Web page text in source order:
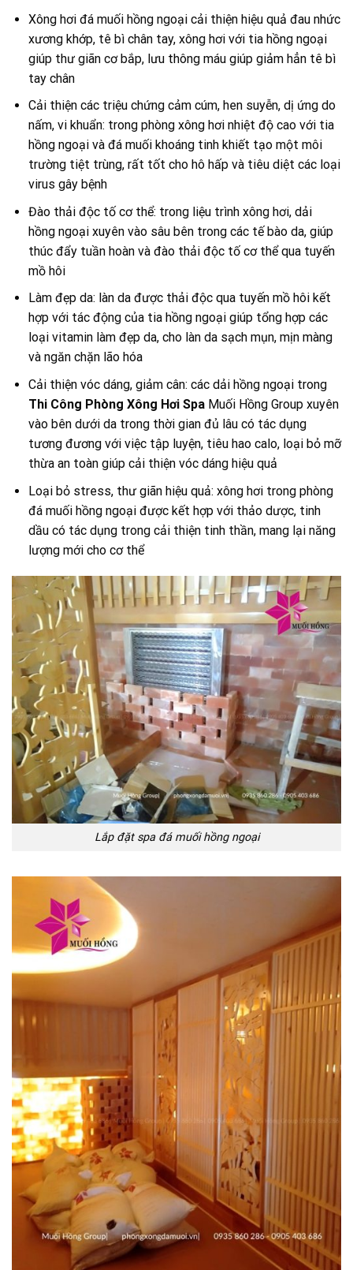
Xông hơi đá muối hồng ngoại cải thiện hiệu quả đau nhức
xương khớp, tê bì chân tay, xông hơi với tia hồng ngoại
giúp thư giãn cơ bắp, lưu thông máu giúp giảm hẳn tê bì
tay chân
Cải thiện các triệu chứng cảm cúm, hen suyễn, dị ứng do
nấm, vi khuẩn: trong phòng xông hơi nhiệt độ cao với tia
hồng ngoại và đá muối khoáng tinh khiết tạo một môi
trường tiệt trùng, rất tốt cho hô hấp và tiêu diệt các loại
virus gây bệnh
Đào thải độc tố cơ thể: trong liệu trình xông hơi, dải
hồng ngoại xuyên vào sâu bên trong các tế bào da, giúp
thúc đẩy tuần hoàn và đào thải độc tố cơ thể qua tuyến
mồ hôi
Làm đẹp da: làn da được thải độc qua tuyến mồ hôi kết
hợp với tác động của tia hồng ngoại giúp tổng hợp các
loại vitamin làm đẹp da, cho làn da sạch mụn, mịn màng
và ngăn chặn lão hóa
Cải thiện vóc dáng, giảm cân: các dải hồng ngoại trong
Thi Công Phòng Xông Hơi Spa Muối Hồng Group xuyên
vào bên dưới da trong thời gian đủ lâu có tác dụng
tương đương với việc tập luyện, tiêu hao calo, loại bỏ mỡ
thừa an toàn giúp cải thiện vóc dáng hiệu quả
Loại bỏ stress, thư giãn hiệu quả: xông hơi trong phòng
đá muối hồng ngoại được kết hợp với thảo dược, tinh
dầu có tác dụng trong cải thiện tinh thần, mang lại năng
lượng mới cho cơ thể
Lắp đặt spa đá muối hồng ngoại